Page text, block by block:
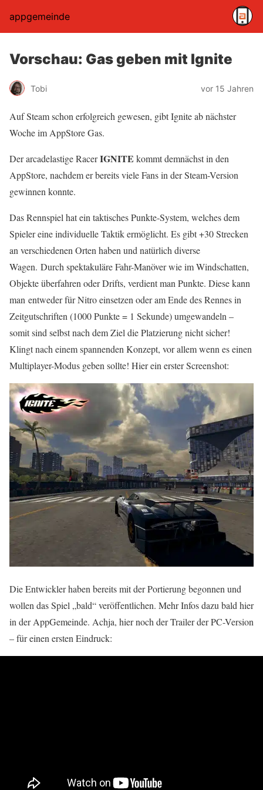
appgemeinde
Vorschau: Gas geben mit Ignite
Tobi vor 15 Jahren
Auf Steam schon erfolgreich gewesen, gibt Ignite ab nächster
Woche im AppStore Gas.
Der arcadelastige RacerIGNITE kommt demnächst in den
AppStore, nachdem er bereits viele Fans in der Steam-Version
gewinnen konnte.
Das Rennspiel hat ein taktisches Punkte-System, welches dem
Spieler eine individuelle Taktik ermöglicht. Es gibt +30 Strecken
an verschiedenen Orten haben und natürlich diverse
Wagen. Durch spektakuläre Fahr-Manöver wie im Windschatten,
Objekte überfahren oder Drifts, verdient man Punkte. Diese kann
man entweder für Nitro einsetzen oder am Ende des Rennes in
Zeitgutschriften (1000 Punkte = 1 Sekunde) umgewandeln –
somit sind selbst nach dem Ziel die Platzierung nicht sicher!
Klingt nach einem spannenden Konzept, vor allem wenn es einen
Multiplayer-Modus geben sollte! Hier ein erster Screenshot:
Die Entwickler haben bereits mit der Portierung begonnen und
wollen das Spiel „bald“ veröffentlichen. Mehr Infos dazu bald hier
in der AppGemeinde. Achja, hier noch der Trailer der PC-Version
– für einen ersten Eindruck: